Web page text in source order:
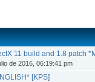
11 build and 1.8 patch
de 2016, 06:19:41 pm
[KPS]